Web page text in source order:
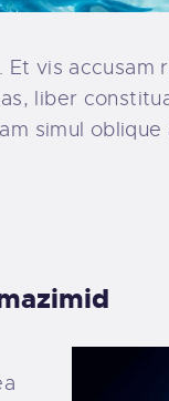
vis accusam
liber
simul